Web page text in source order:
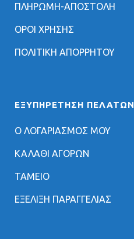
ΠΛΗΡΩΜΗ-ΑΠΟΣΤΟΛΗ
ΟΡΟΙ ΧΡΗΣΗΣ
ΠΟΛΙΤΙΚΗ ΑΠΟΡΡΗΤΟΥ
ΕΞΥΠΗΡΈΤΗΣΗ ΠΕΛΑΤΏΝ
Ο ΛΟΓΑΡΙΑΣΜΟΣ ΜΟΥ
ΚΑΛΑΘΙ ΑΓΟΡΩΝ
ΤΑΜΕΙΟ
ΕΞΕΛΙΞΗ ΠΑΡΑΓΓΕΛΙΑΣ